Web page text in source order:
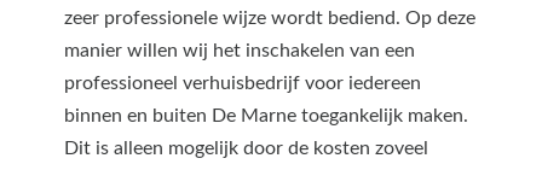
zeer professionele wijze wordt bediend. Op deze
manier willen wij het inschakelen van een
professioneel verhuisbedrijf voor iedereen
binnen en buiten De Marne toegankelijk maken.
Dit is alleen mogelijk door de kosten zoveel